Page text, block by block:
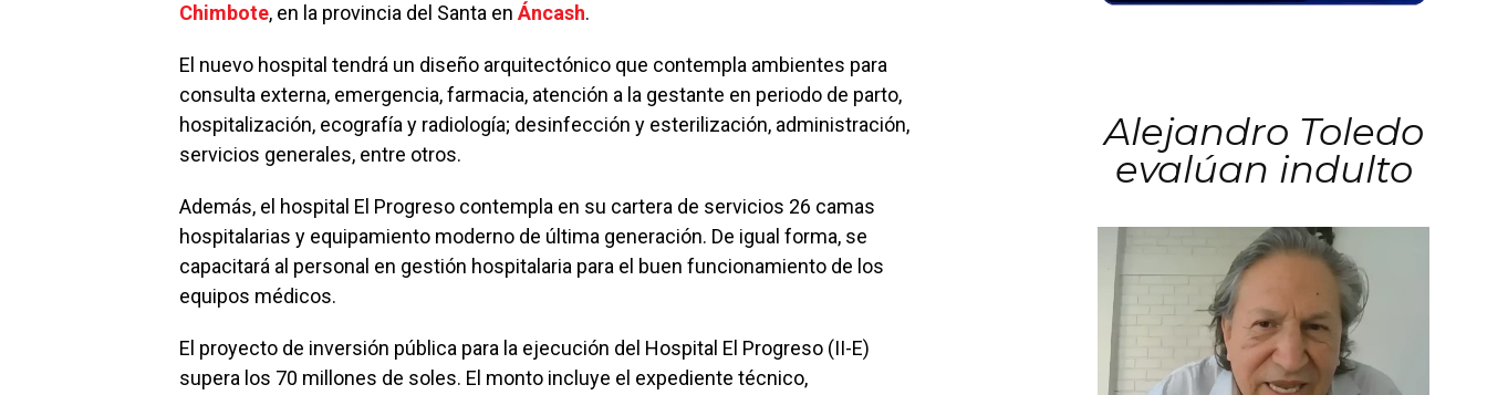
Chimbote, en la provincia del Santa en Áncash.
El nuevo hospital tendrá un diseño arquitectónico que contempla ambientes para
consulta externa, emergencia, farmacia, atención a la gestante en periodo de parto,
hospitalización, ecografía y radiología; desinfección y esterilización, administración,
servicios generales, entre otros.
Además, el hospital El Progreso contempla en su cartera de servicios 26 camas
hospitalarias y equipamiento moderno de última generación. De igual forma, se
capacitará al personal en gestión hospitalaria para el buen funcionamiento de los
equipos médicos.
El proyecto de inversión pública para la ejecución del Hospital El Progreso (II-E)
supera los 70 millones de soles. El monto incluye el expediente técnico,
Alejandro Toledo
evalúan indulto